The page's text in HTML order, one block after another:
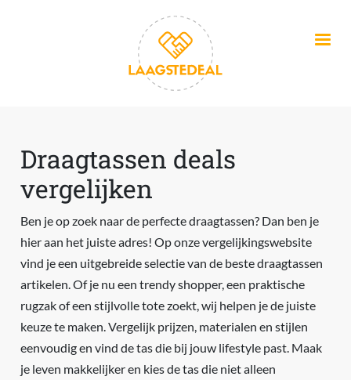
Draagtassen deals
vergelijken
Ben je op zoek naar de perfecte draagtassen? Dan ben je
hier aan het juiste adres! Op onze vergelijkingswebsite
vind je een uitgebreide selectie van de beste draagtassen
artikelen. Of je nu een trendy shopper, een praktische
rugzak of een stijlvolle tote zoekt, wij helpen je de juiste
keuze te maken. Vergelijk prijzen, materialen en stijlen
eenvoudig en vind de tas die bij jouw lifestyle past. Maak
je leven makkelijker en kies de tas die niet alleen